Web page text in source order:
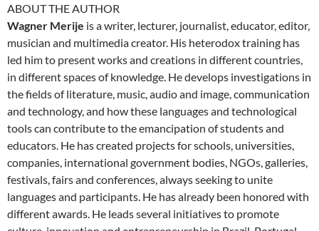
ABOUT THE AUTHOR
Wagner Merije is a writer, lecturer, journalist, educator, editor,
musician and multimedia creator. His heterodox training has
led him to present works and creations in different countries,
in different spaces of knowledge. He develops investigations in
the fields of literature, music, audio and image, communication
and technology, and how these languages and technological
tools can contribute to the emancipation of students and
educators. He has created projects for schools, universities,
companies, international government bodies, NGOs, galleries,
festivals, fairs and conferences, always seeking to unite
languages and participants. He has already been honored with
different awards. He leads several initiatives to promote